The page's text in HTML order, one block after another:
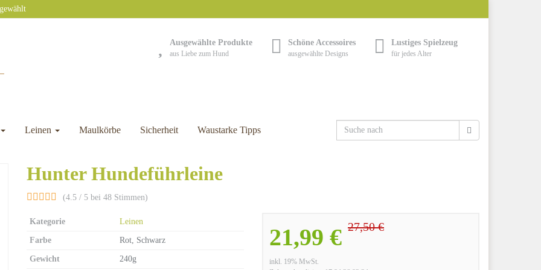
Ausgewählte Produkte
aus Liebe zum Hund
Schöne Accessoires
ausgewählte Designs
Lustiges Spielzeug
für jedes Alter
Leinen Maulkörbe Sicherheit Waustarke Tipps
Hunter Hundeführleine
(4.5 / 5 bei 48 Stimmen)
21,99 € 27,50 €
inkl. 19% MwSt.
Kategorie Leinen
Farbe Rot, Schwarz
Gewicht 240g